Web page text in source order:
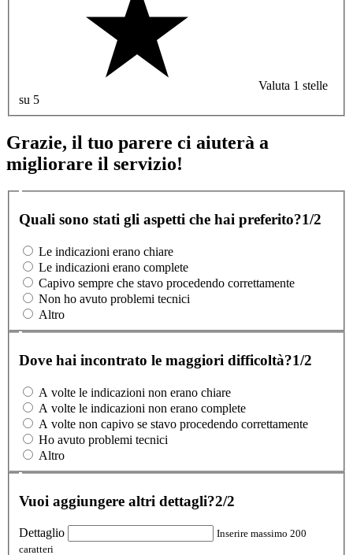
Valuta 1 stelle
su 5
Grazie, il tuo parere ci aiuterà a
migliorare il servizio!
Quali sono stati gli aspetti che hai preferito?1/2
Le indicazioni erano chiare
Le indicazioni erano complete
Capivo sempre che stavo procedendo correttamente
Non ho avuto problemi tecnici
Altro
Dove hai incontrato le maggiori difficoltà?1/2
A volte le indicazioni non erano chiare
A volte le indicazioni non erano complete
A volte non capivo se stavo procedendo correttamente
Ho avuto problemi tecnici
Altro
Vuoi aggiungere altri dettagli?2/2
Dettaglio
Inserire massimo 200
caratteri